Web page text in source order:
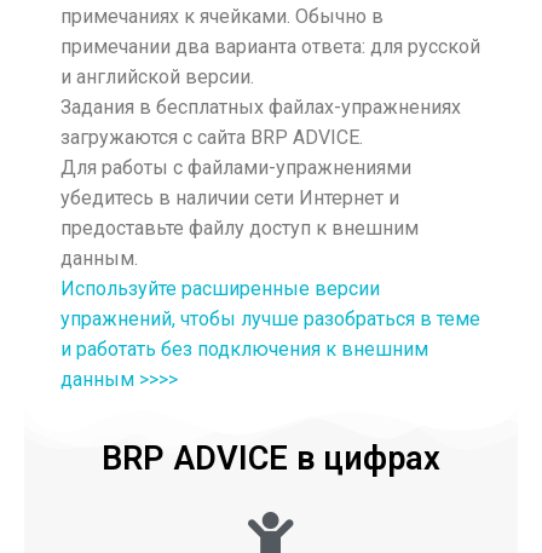
примечаниях к ячейками. Обычно в
примечании два варианта ответа: для русской
и английской версии.
Задания в бесплатных файлах-упражнениях
загружаются с сайта BRP ADVICE.
Для работы с файлами-упражнениями
убедитесь в наличии сети Интернет и
предоставьте файлу доступ к внешним
данным.
Используйте расширенные версии
упражнений, чтобы лучше разобраться в теме
и работать без подключения к внешним
данным >>>>
BRP ADVICE в цифрах